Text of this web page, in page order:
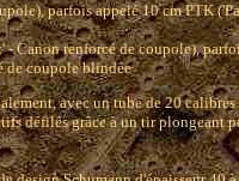
parfois appelé 10 cm PTK
Canon renforcé de coupole),
de coupole blindée
avec un tube de 20
défilés grâce à un tir plongeant